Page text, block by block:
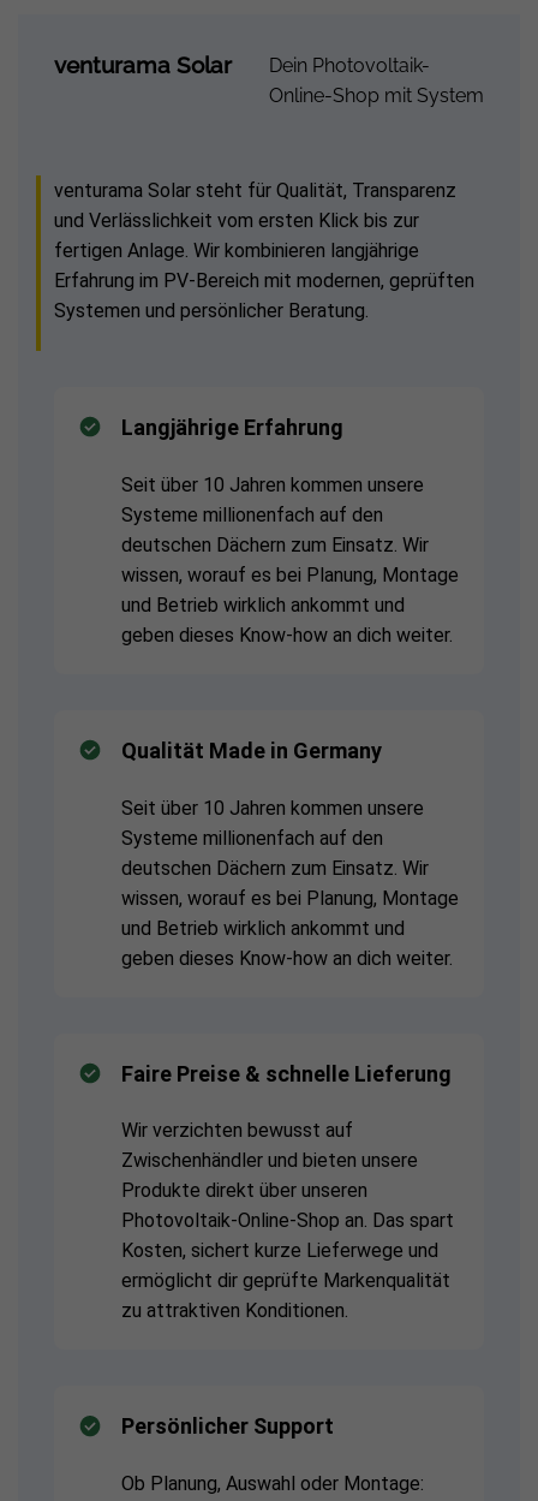
venturama Solar
Dein Photovoltaik-
Online-Shop mit System
venturama Solar steht für Qualität, Transparenz
und Verlässlichkeit vom ersten Klick bis zur
fertigen Anlage. Wir kombinieren langjährige
Erfahrung im PV-Bereich mit modernen, geprüften
Systemen und persönlicher Beratung.
Langjährige Erfahrung
Seit über 10 Jahren kommen unsere
Systeme millionenfach auf den
deutschen Dächern zum Einsatz. Wir
wissen, worauf es bei Planung, Montage
und Betrieb wirklich ankommt und
geben dieses Know-how an dich weiter.
Qualität Made in Germany
Seit über 10 Jahren kommen unsere
Systeme millionenfach auf den
deutschen Dächern zum Einsatz. Wir
wissen, worauf es bei Planung, Montage
und Betrieb wirklich ankommt und
geben dieses Know-how an dich weiter.
Faire Preise & schnelle Lieferung
Wir verzichten bewusst auf
Zwischenhändler und bieten unsere
Produkte direkt über unseren
Photovoltaik-Online-Shop an. Das spart
Kosten, sichert kurze Lieferwege und
ermöglicht dir geprüfte Markenqualität
zu attraktiven Konditionen.
Persönlicher Support
Ob Planung, Auswahl oder Montage: